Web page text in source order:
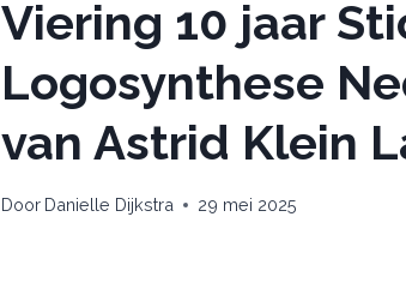
Viering 10 jaar
Logosynthese
van Astrid Klein
Door Danielle Dijkstra 29 mei 2025